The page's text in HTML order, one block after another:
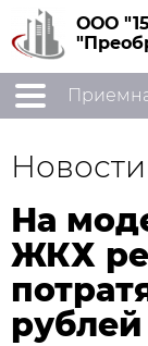
ООО
На
ЖКХ
рублей